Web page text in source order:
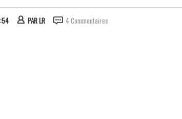
PARLR 4 Commentaires